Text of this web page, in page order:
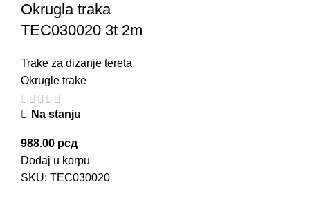
Okrugla traka
TEC030020 3t 2m
Trake za dizanje tereta,
Okrugle trake
Na stanju
988.00 рсд
Dodaj u korpu
SKU: TEC030020